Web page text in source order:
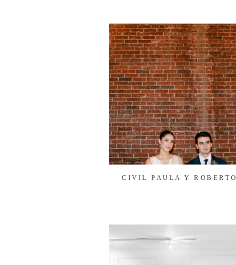
CIVIL PAULA Y ROBERTO